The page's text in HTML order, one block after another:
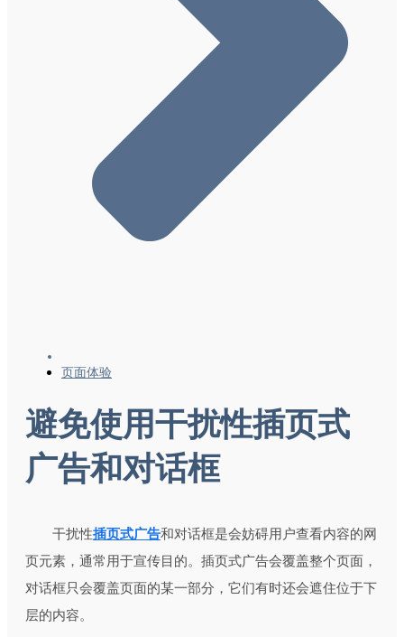
页面体验
避免使用干扰性插页式
广告和对话框
干扰性插页式广告和对话框是会妨碍用户查看内容的网
页元素，通常用于宣传目的。插页式广告会覆盖整个页面，
对话框只会覆盖页面的某一部分，它们有时还会遮住位于下
层的内容。